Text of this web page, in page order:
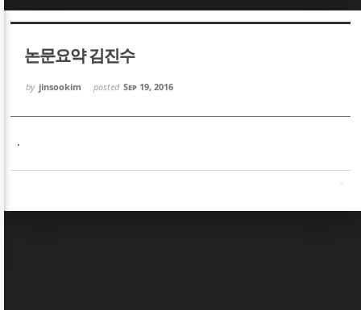
논문요약 김진수
by jinsookim posted Sep 19, 2016
.
Sketchbook5, 스케치북5
Sketchbook5, 스케치북5
Sketchbook5, 스케치북5
Sketchbook5, 스케치북5